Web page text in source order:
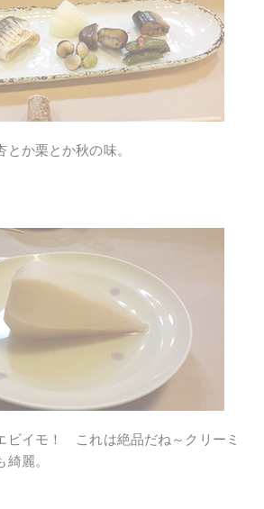
か栗とか秋の味。
ビイモ！ これは絶品だね～クリーミ
麗。